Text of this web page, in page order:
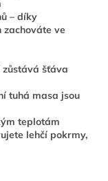
– díky
ve
šťáva
tuhá masa jsou
teplotám
lehčí pokrmy,